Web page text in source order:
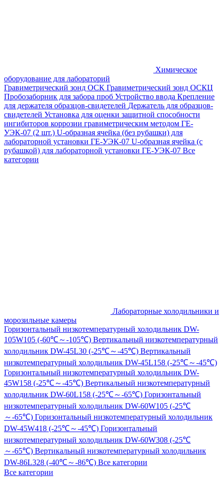
Химическое
оборудование для лабораторий
Гравиметрический зонд ОСК Гравиметрический зонд ОСКЦ
Пробозаборник для забора проб Устройство ввода Крепление
для держателя образцов-свидетелей Держатель для образцов-
свидетелей Установка для оценки защитной способности
ингибиторов коррозии гравиметрическим методом ГЕ-
УЭК-07 (2 шт.) U-образная ячейка (без рубашки) для
лабораторной установки ГЕ-УЭК-07 U-образная ячейка (с
рубашкой) для лабораторной установки ГЕ-УЭК-07 Все
категории
Лабораторные холодильники и
морозильные камеры
Горизонтальный низкотемпературный холодильник DW-
105W105 (-60℃～-105℃) Вертикальный низкотемпературный
холодильник DW-45L30 (-25℃～-45℃) Вертикальный
низкотемпературный холодильник DW-45L158 (-25℃～-45℃)
Горизонтальный низкотемпературный холодильник DW-
45W158 (-25℃～-45℃) Вертикальный низкотемпературный
холодильник DW-60L158 (-25℃～-65℃) Горизонтальный
низкотемпературный холодильник DW-60W105 (-25℃
～-65℃) Горизонтальный низкотемпературный холодильник
DW-45W418 (-25℃～-45℃) Горизонтальный
низкотемпературный холодильник DW-60W308 (-25℃
～-65℃) Вертикальный низкотемпературный холодильник
DW-86L328 (-40℃～-86℃) Все категории
Все категории